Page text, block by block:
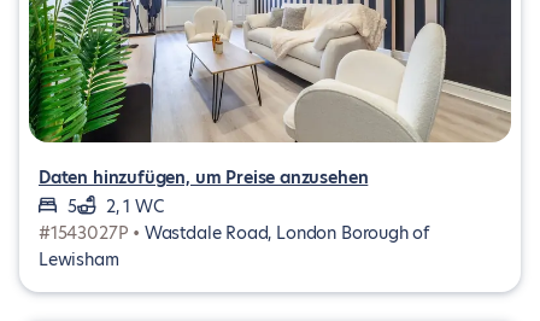
Daten hinzufügen, um Preise anzusehen
5
2, 1 WC
#1543027P • Wastdale Road, London Borough of
Lewisham